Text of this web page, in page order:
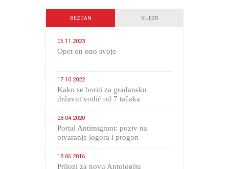
BEZDAN VIJESTI
06.11.2023
​Opet on ono svoje
17.10.2022
Kako se boriti za građansku
državu: vodič od 7 tačaka
28.04.2020
Portal Antimigrant: poziv na
otvaranje logora i progon
18.06.2016
Prilozi za novu Antologiju